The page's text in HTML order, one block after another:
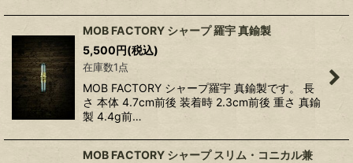
MOB FACTORY シャープ 羅宇 真鍮製
5,500円(税込)
在庫数1点
MOB FACTORY シャープ羅宇 真鍮製です。 長
さ 本体 4.7cm前後 装着時 2.3cm前後 重さ 真鍮
製 4.4g前…
MOB FACTORY シャープ スリム・コニカル兼